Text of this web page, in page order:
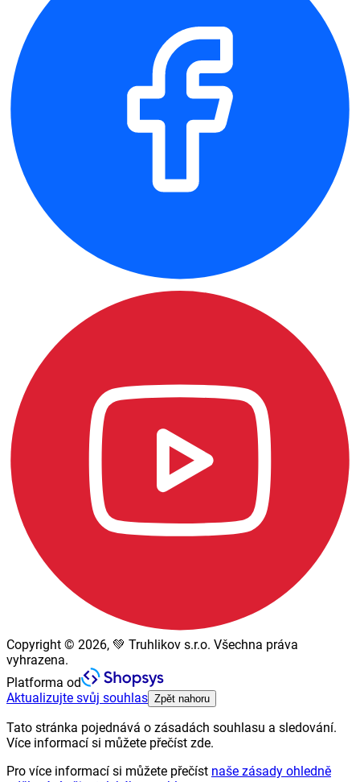
Copyright © 2026, 💚 Truhlikov s.r.o. Všechna práva
vyhrazena.
Platforma od
Aktualizujte svůj souhlas Zpět nahoru
Tato stránka pojednává o zásadách souhlasu a sledování.
Více informací si můžete přečíst zde.
Pro více informací si můžete přečíst naše zásady ohledně